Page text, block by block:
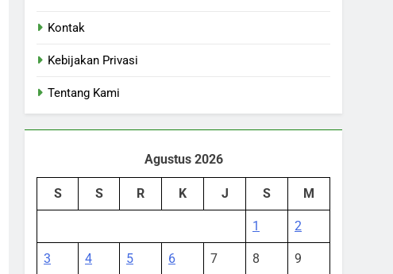
Kontak
Kebijakan Privasi
Tentang Kami
Agustus 2026
S S R K J S M
1 2
3 4 5 6 7 8 9